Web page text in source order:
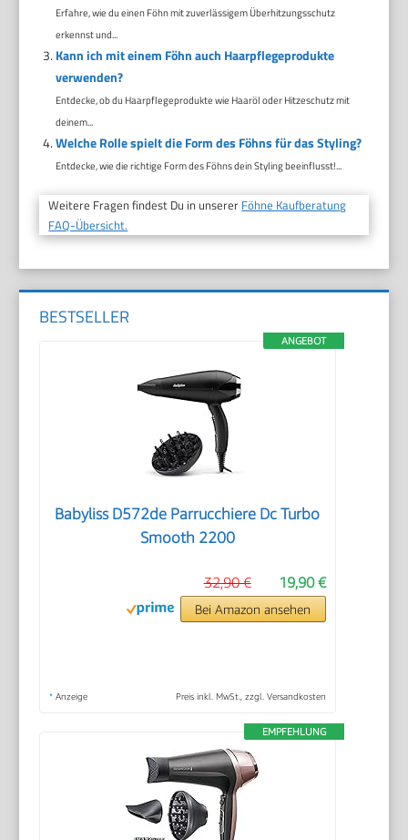
Erfahre, wie du einen Föhn mit zuverlässigem Überhitzungsschutz
erkennst und...
Kann ich mit einem Föhn auch Haarpflegeprodukte
verwenden?
Entdecke, ob du Haarpflegeprodukte wie Haaröl oder Hitzeschutz mit
deinem...
Welche Rolle spielt die Form des Föhns für das Styling?
Entdecke, wie die richtige Form des Föhns dein Styling beeinflusst!...
Weitere Fragen findest Du in unserer Föhne Kaufberatung
FAQ-Übersicht.
BESTSELLER
ANGEBOT
Babyliss D572de Parrucchiere Dc Turbo
Smooth 2200
19,90 €
32,90 €
Bei Amazon ansehen
* Anzeige Preis inkl. MwSt., zzgl. Versandkosten
EMPFEHLUNG